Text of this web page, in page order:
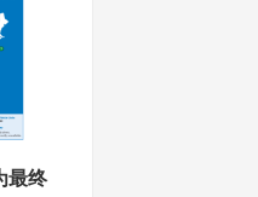
最终